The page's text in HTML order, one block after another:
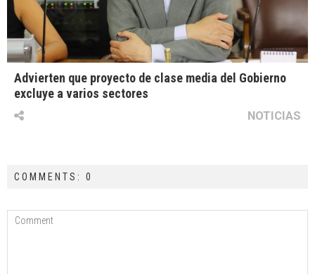
Advierten que proyecto de clase media del Gobierno
excluye a varios sectores
NOTICIAS
COMMENTS: 0